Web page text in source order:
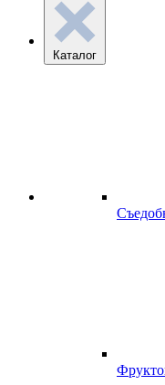
Каталог